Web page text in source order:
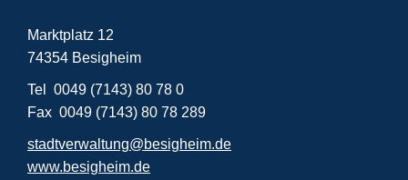
Marktplatz 12
74354 Besigheim
Tel 0049 (7143) 80 78 0
Fax 0049 (7143) 80 78 289
stadtverwaltung@besigheim.de
www.besigheim.de